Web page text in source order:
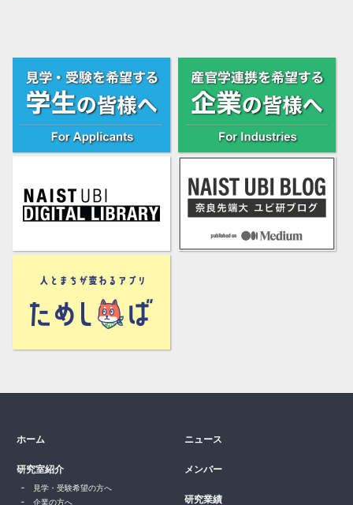
ホーム ニュース
研究室紹介
見学・受験希望の方へ
企業の方へ
メンバー
研究業績